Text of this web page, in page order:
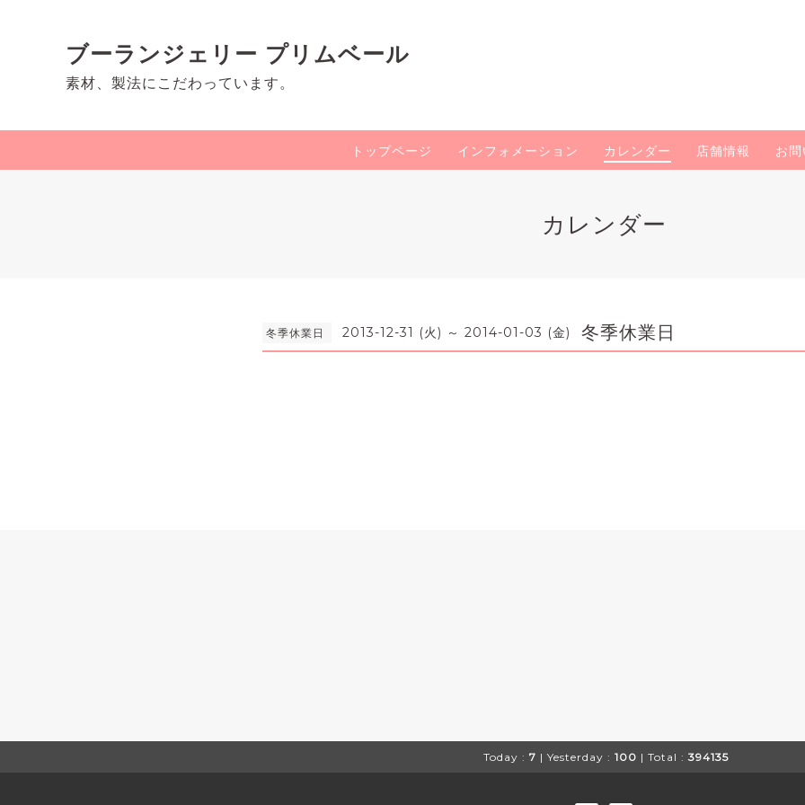
ブーランジェリー プリムベール
素材、製法にこだわっています。
トップページ インフォメーション カレンダー 店舗情報 お
カレンダー
冬季休業日 2013-12-31 (火) ～ 2014-01-03 (金) 冬季休業日
Today : 7 | Yesterday : 100 | Total : 394135